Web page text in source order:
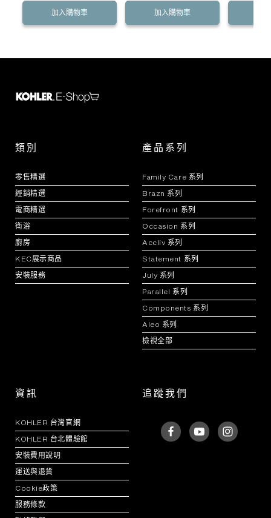
加入購物車 加入購物車
類別
零售精選
經銷精選
電商精選
衛浴
廚房
KEC展示商品
安裝服務
產品系列
Family Care 系列
Brazn 系列
Forefront 系列
Occasion 系列
Accliv 系列
Statement 系列
July 系列
Parallel 系列
Components 系列
Aleo 系列
檢視全部
資訊
KOHLER 台灣官網
KOHLER 台北體驗館
安裝費用說明
運送與退貨
Cookie政策
服務條款
追蹤我們